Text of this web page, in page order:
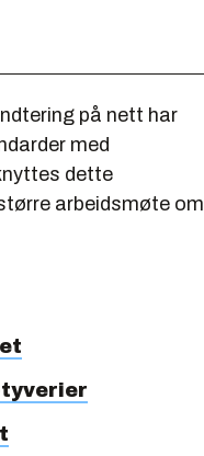
på nett har
med
dette
arbeidsmøte om
tyverier